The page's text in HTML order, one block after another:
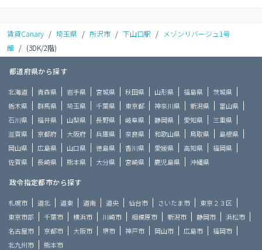
賃貸Canary / 埼玉県 / 所沢市 / 下山口駅 /
メゾンリバージュ1号
館 / (3DK/2階)
都道府県から探す
北海道 青森県 岩手県 宮城県 秋田県 山形県 福島県
茨城県
栃木県
群馬県 埼玉県 千葉県 東京都 神奈川県 新潟県
富山県
石川県
福井県 山梨県 長野県 岐阜県 静岡県 愛知県
三重県
滋賀県
京都府 大阪府 兵庫県 奈良県 和歌山県 鳥取県
島根県
岡山県
広島県 山口県 徳島県 香川県 愛媛県 高知県
福岡県
佐賀県
長崎県 熊本県 大分県 宮崎県 鹿児島県 沖縄県
政令指定都市から探す
札幌市 道北 道東 道南 道央 仙台市 さいたま市
東京２３区
東京市部
千葉市 横浜市 川崎市 相模原市 新潟市 静岡市
浜松市
名古屋市
京都市 大阪市 堺市 神戸市 岡山市 広島市
福岡市
北九州市
熊本市